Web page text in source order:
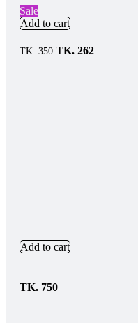
Sale
Add to cart
TK.350 TK. 262
Add to cart
TK. 750